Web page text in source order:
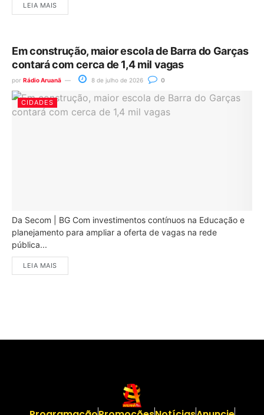
LEIA MAIS
Em construção, maior escola de Barra do Garças
contará com cerca de 1,4 mil vagas
por Rádio Aruanã 8 de julho de 2026 0
CIDADES
Da Secom | BG Com investimentos contínuos na Educação e
planejamento para ampliar a oferta de vagas na rede
pública...
LEIA MAIS